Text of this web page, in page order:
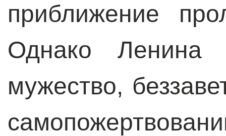
приближение
Однако Ленина
мужество,